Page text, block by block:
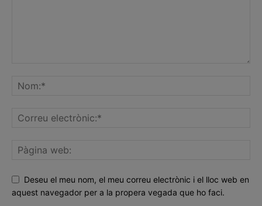
Deseu el meu nom, el meu correu electrònic i el lloc web en
aquest navegador per a la propera vegada que ho faci.